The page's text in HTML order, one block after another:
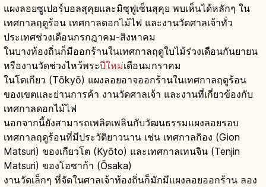
แผงลอยซูเปอร์บอลสุคุยและมิซุฟูเซ็นสุคุย พบเห็นได้หลักๆ ใน
เทศกาลฤดูร้อน เทศกาลดอกไม้ไฟ และงานวัดศาลเจ้าทั่ว
ประเทศช่วงเดือนกรกฎาคม-สิงหาคม
ในบางท้องถิ่นก็มีออกร้านในเทศกาลฤดูใบไม้ร่วงเดือนกันยายน
หรืองานวัดช่วงไหว้พระปีใหม่เดือนมกราคม
ในโตเกียว (Tōkyō) แผงลอยอาจออกร้านในเทศกาลฤดูร้อน
ของเขตและย่านการค้า งานวัดศาลเจ้า และงานที่เกี่ยวข้องกับ
เทศกาลดอกไม้ไฟ
นอกจากนี้ยังสามารถเพลิดเพลินกับวัฒนธรรมแผงลอยรอบ
เทศกาลฤดูร้อนที่มีประวัติยาวนาน เช่น เทศกาลกิอง (Gion
Matsuri) ของเกียวโต (Kyōto) และเทศกาลเทนจิน (Tenjin
Matsuri) ของโอซาก้า (Ōsaka)
งานวัดเล็กๆ ที่จัดในศาลเจ้าท้องถิ่นก็มักมีแผงลอยออกร้าน ลอง